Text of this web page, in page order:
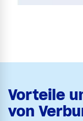
Vorteile
von